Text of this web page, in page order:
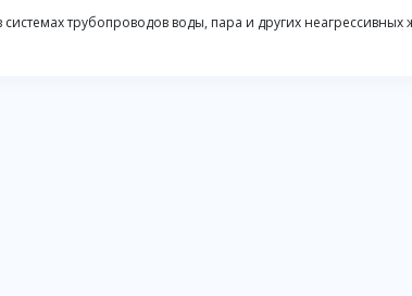
системах трубопроводов воды, пара и других неагрессивных